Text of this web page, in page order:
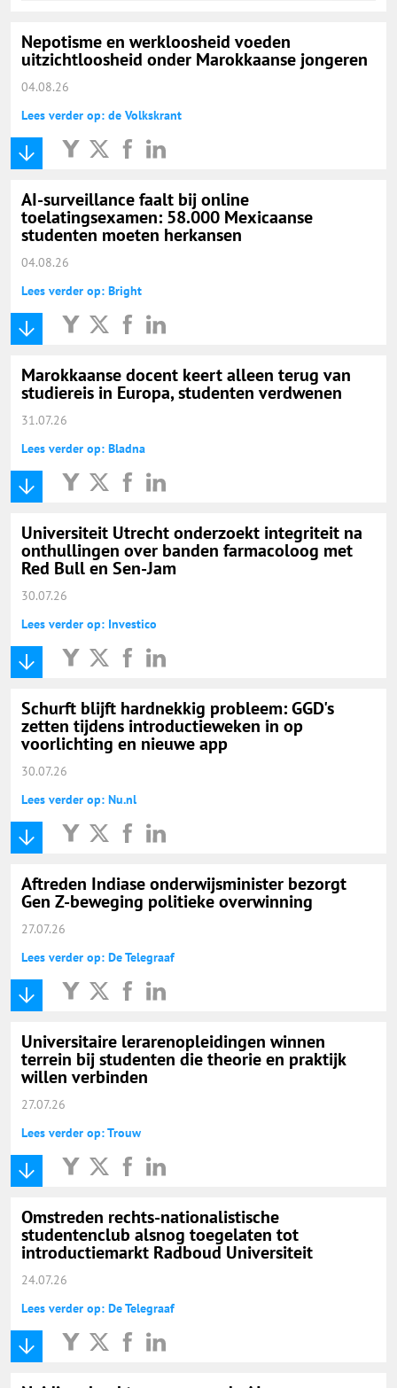
Nepotisme en werkloosheid voeden
uitzichtloosheid onder Marokkaanse jongeren
04.08.26
Lees verder op: de Volkskrant
AI-surveillance faalt bij online
toelatingsexamen: 58.000 Mexicaanse
studenten moeten herkansen
04.08.26
Lees verder op: Bright
Marokkaanse docent keert alleen terug van
studiereis in Europa, studenten verdwenen
31.07.26
Lees verder op: Bladna
Universiteit Utrecht onderzoekt integriteit na
onthullingen over banden farmacoloog met
Red Bull en Sen-Jam
30.07.26
Lees verder op: Investico
Schurft blijft hardnekkig probleem: GGD's
zetten tijdens introductieweken in op
voorlichting en nieuwe app
30.07.26
Lees verder op: Nu.nl
Aftreden Indiase onderwijsminister bezorgt
Gen Z-beweging politieke overwinning
27.07.26
Lees verder op: De Telegraaf
Universitaire lerarenopleidingen winnen
terrein bij studenten die theorie en praktijk
willen verbinden
27.07.26
Lees verder op: Trouw
Omstreden rechts-nationalistische
studentenclub alsnog toegelaten tot
introductiemarkt Radboud Universiteit
24.07.26
Lees verder op: De Telegraaf